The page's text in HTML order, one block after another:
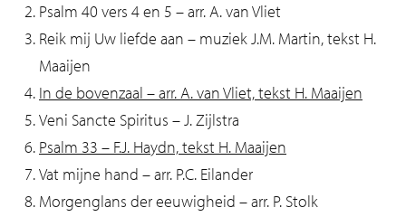
Psalm 40 vers 4 en 5 – arr. A. van Vliet
Reik mij Uw liefde aan – muziek J.M. Martin, tekst H.
Maaijen
In de bovenzaal – arr. A. van Vliet, tekst H. Maaijen
Veni Sancte Spiritus – J. Zijlstra
Psalm 33 – F.J. Haydn, tekst H. Maaijen
Vat mijne hand – arr. P.C. Eilander
Morgenglans der eeuwigheid – arr. P. Stolk